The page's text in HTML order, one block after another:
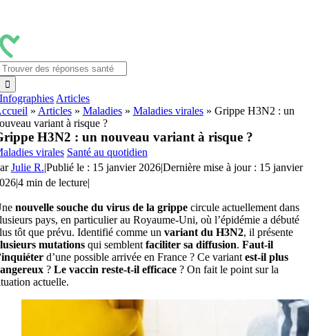
contenu
Infographies Articles
» Articles» Maladies» Maladies virales» Grippe H3N2 : un
variant à risque ?
H3N2 : un nouveau variant à risque ?
virales Santé au quotidien
Julie R.|Publié le : 15 janvier 2026|Dernière mise à jour : 15 janvier
|4 min de lecture|
nouvelle souche du virus de la grippecircule actuellement dans
pays, en particulier au Royaume-Uni, où l’épidémie a débuté
tôt que prévu. Identifié comme un variant du H3N2, il présente
mutationsqui semblent faciliter sa diffusion. Faut-il
d’une possible arrivée en France ? Ce variant est-il plus
? Le vaccin reste-t-il efficace? On fait le point sur la
actuelle.